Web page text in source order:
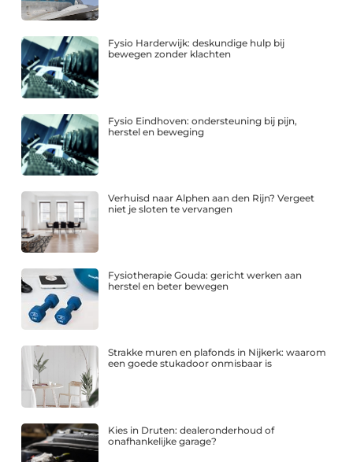
Fysio Harderwijk: deskundige hulp bij
bewegen zonder klachten
Fysio Eindhoven: ondersteuning bij pijn,
herstel en beweging
Verhuisd naar Alphen aan den Rijn? Vergeet
niet je sloten te vervangen
Fysiotherapie Gouda: gericht werken aan
herstel en beter bewegen
Strakke muren en plafonds in Nijkerk: waarom
een goede stukadoor onmisbaar is
Kies in Druten: dealeronderhoud of
onafhankelijke garage?